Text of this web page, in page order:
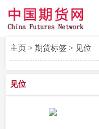
主页> 期货标签> 见位
见位